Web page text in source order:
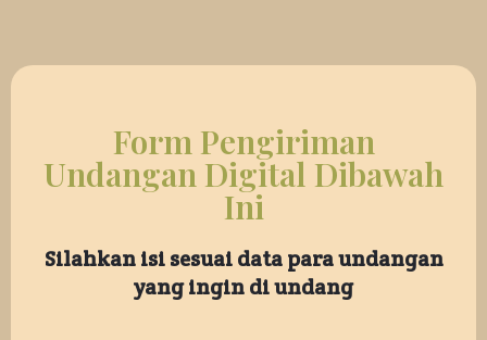
Form Pengiriman
Undangan Digital Dibawah
Ini
Silahkan isi sesuai data para undangan
yang ingin di undang